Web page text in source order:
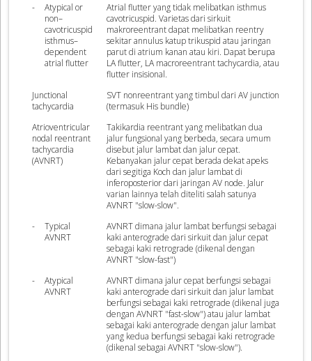
-
Atypical or
non–
cavotricuspid
isthmus–
dependent
atrial flutter
Atrial flutter yang tidak melibatkan isthmus
cavotricuspid. Varietas dari sirkuit
makroreentrant dapat melibatkan reentry
sekitar annulus katup trikuspid atau jaringan
parut di atrium kanan atau kiri. Dapat berupa
LA flutter, LA macroreentrant tachycardia, atau
flutter insisional.
Junctional
tachycardia
SVT nonreentrant yang timbul dari AV junction
(termasuk His bundle)
Atrioventricular
nodal reentrant
tachycardia
(AVNRT)
Takikardia reentrant yang melibatkan dua
jalur fungsional yang berbeda, secara umum
disebut jalur lambat dan jalur cepat.
Kebanyakan jalur cepat berada dekat apeks
dari segitiga Koch dan jalur lambat di
inferoposterior dari jaringan AV node. Jalur
varian lainnya telah diteliti salah satunya
AVNRT "slow-slow".
-
Typical
AVNRT
AVNRT dimana jalur lambat berfungsi sebagai
kaki anterograde dari sirkuit dan jalur cepat
sebagai kaki retrograde (dikenal dengan
AVNRT "slow-fast")
-
Atypical
AVNRT
AVNRT dimana jalur cepat berfungsi sebagai
kaki anterograde dari sirkuit dan jalur lambat
berfungsi sebagai kaki retrograde (dikenal juga
dengan AVNRT "fast-slow") atau jalur lambat
sebagai kaki anterograde dengan jalur lambat
yang kedua berfungsi sebagai kaki retrograde
(dikenal sebagai AVNRT "slow-slow").